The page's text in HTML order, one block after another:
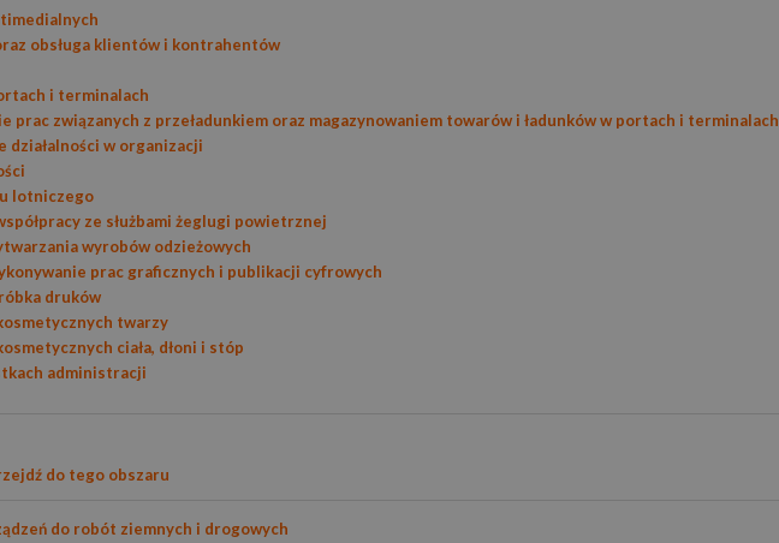
obsługa klientów i kontrahentów
i terminalach
prac związanych z przeładunkiem oraz magazynowaniem towarów i ładunków w portach i terminalach
działalności w organizacji
lotniczego
ze służbami żeglugi powietrznej
wyrobów odzieżowych
prac graficznych i publikacji cyfrowych
druków
twarzy
ciała, dłoni i stóp
administracji
do tego obszaru
do robót ziemnych i drogowych